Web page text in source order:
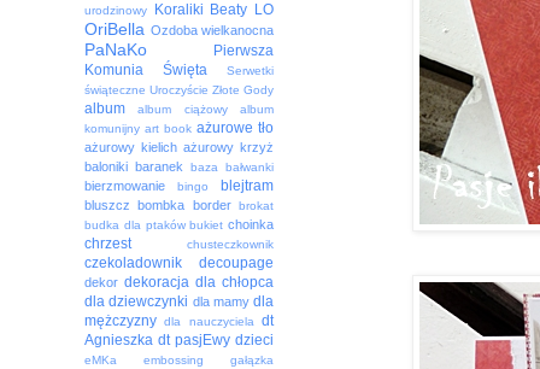
urodzinowy
Koraliki Beaty LO
OriBella Ozdoba wielkanocna
PaNaKo
Pierwsza
Komunia Święta
Serwetki
świąteczne Uroczyście Złote Gody
album album ciążowy
album
komunijny art book ażurowe tło
ażurowy kielich ażurowy krzyż
baloniki baranek baza bałwanki
bierzmowanie bingo blejtram
bluszcz bombka border brokat
budka dla ptaków bukiet choinka
chrzest chusteczkownik
czekoladownik decoupage
dekor dekoracja dla chłopca
dla dziewczynki dla mamy dla
mężczyzny dla nauczyciela dt
Agnieszka dt pasjEwy dzieci
eMKa embossing gałązka